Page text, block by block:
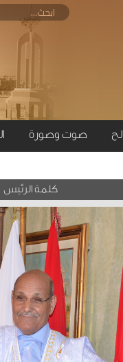
صوت وصورة
كلمة الرئيس